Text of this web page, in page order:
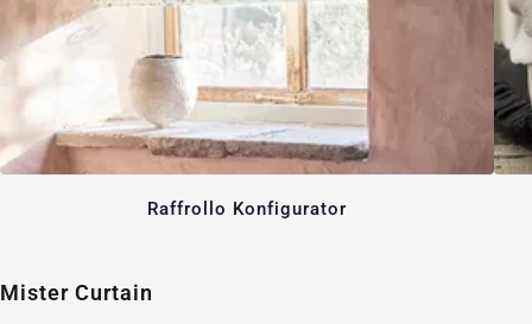
Raffrollo Konfigurator
Mister Curtain